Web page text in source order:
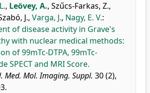
, Leövey, A., Szűcs-Farkas, Z.,
J., Varga, J., Nagy, E. V.:
of disease activity in Grave's
with nuclear medical methods:
of 99mTc-DTPA, 99mTc-
SPECT and MRI Score.
Med. Mol. Imaging. Suppl. 30 (2),